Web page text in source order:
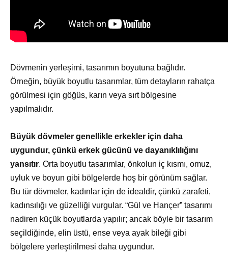
Dövmenin yerleşimi, tasarımın boyutuna bağlıdır.
Örneğin, büyük boyutlu tasarımlar, tüm detayların rahatça
görülmesi için göğüs, karın veya sırt bölgesine
yapılmalıdır.
Büyük dövmeler genellikle erkekler için daha
uygundur, çünkü erkek gücünü ve dayanıklılığını
yansıtır. Orta boyutlu tasarımlar, önkolun iç kısmı, omuz,
uyluk ve boyun gibi bölgelerde hoş bir görünüm sağlar.
Bu tür dövmeler, kadınlar için de idealdir, çünkü zarafeti,
kadınsılığı ve güzelliği vurgular. “Gül ve Hançer” tasarımı
nadiren küçük boyutlarda yapılır; ancak böyle bir tasarım
seçildiğinde, elin üstü, ense veya ayak bileği gibi
bölgelere yerleştirilmesi daha uygundur.